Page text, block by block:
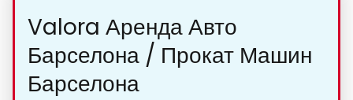
Valora Аренда Авто
Барселона / Прокат Машин
Барселона